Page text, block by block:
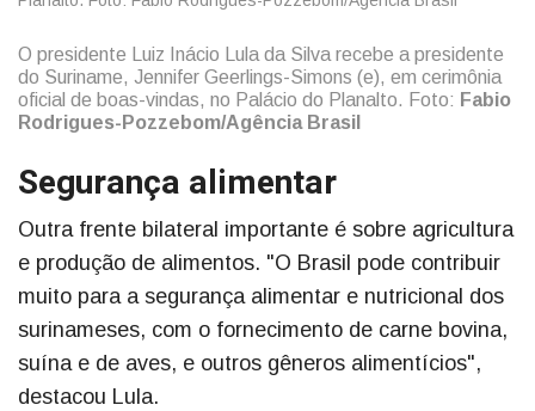
O presidente Luiz Inácio Lula da Silva recebe a presidente
do Suriname, Jennifer Geerlings-Simons (e), em cerimônia
oficial de boas-vindas, no Palácio do Planalto. Foto: Fabio
Rodrigues-Pozzebom/Agência Brasil
Segurança alimentar
Outra frente bilateral importante é sobre agricultura
e produção de alimentos. "O Brasil pode contribuir
muito para a segurança alimentar e nutricional dos
surinameses, com o fornecimento de carne bovina,
suína e de aves, e outros gêneros alimentícios",
destacou Lula.